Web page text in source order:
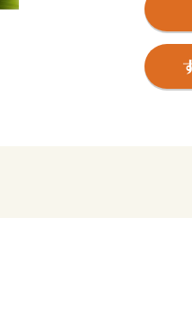
を変更しております。